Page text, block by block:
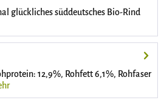
glückliches süddeutsches Bio-Rind
12,9%, Rohfett 6,1%, Rohfaser